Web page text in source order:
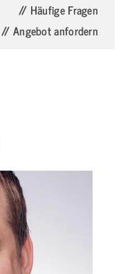
// Häufige Fragen
// Angebot anfordern